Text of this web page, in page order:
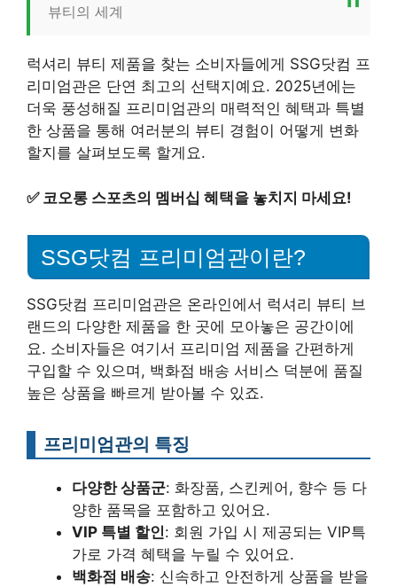
뷰티의 세계
럭셔리 뷰티 제품을 찾는 소비자들에게 SSG닷컴 프
리미엄관은 단연 최고의 선택지예요. 2025년에는
더욱 풍성해질 프리미엄관의 매력적인 혜택과 특별
한 상품을 통해 여러분의 뷰티 경험이 어떻게 변화
할지를 살펴보도록 할게요.
✅ 코오롱 스포츠의 멤버십 혜택을 놓치지 마세요!
SSG닷컴 프리미엄관이란?
SSG닷컴 프리미엄관은 온라인에서 럭셔리 뷰티 브
랜드의 다양한 제품을 한 곳에 모아놓은 공간이에
요. 소비자들은 여기서 프리미엄 제품을 간편하게
구입할 수 있으며, 백화점 배송 서비스 덕분에 품질
높은 상품을 빠르게 받아볼 수 있죠.
프리미엄관의 특징
다양한 상품군: 화장품, 스킨케어, 향수 등 다
양한 품목을 포함하고 있어요.
VIP 특별 할인: 회원 가입 시 제공되는 VIP특
가로 가격 혜택을 누릴 수 있어요.
백화점 배송: 신속하고 안전하게 상품을 받을